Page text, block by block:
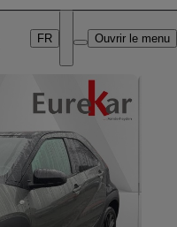
DEALER NAME
FR
Ouvrir le menu